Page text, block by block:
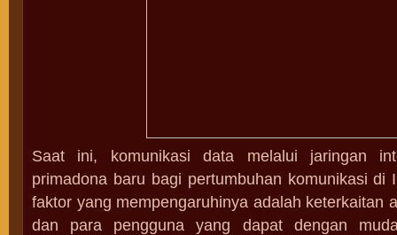
Saat ini, komunikasi data melalui jaringan
primadona baru bagi pertumbuhan komunikasi di
faktor yang mempengaruhinya adalah keterkaitan
dan para pengguna yang dapat dengan